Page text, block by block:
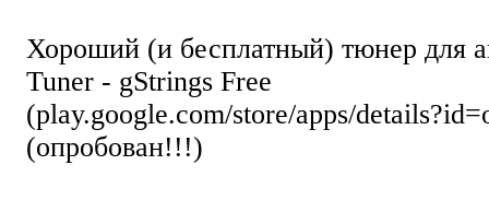
Хороший (и бесплатный) тюнер для
Tuner - gStrings Free
(play.google.com/store/apps/
(опробован!!!)